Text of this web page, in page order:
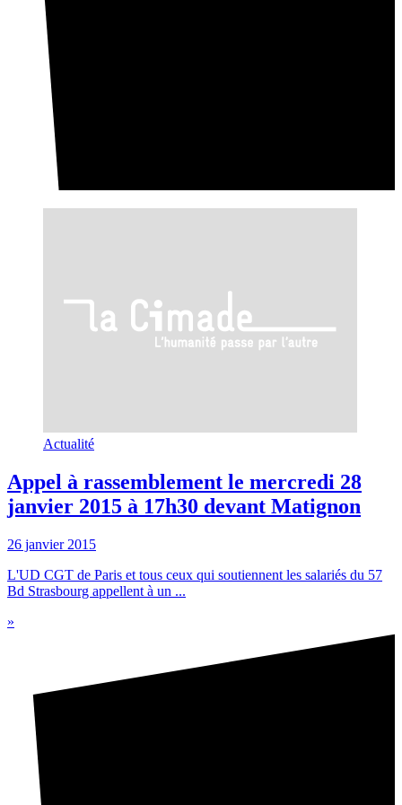
Actualité
Appel à rassemblement le mercredi 28
janvier 2015 à 17h30 devant Matignon
26 janvier 2015
L'UD CGT de Paris et tous ceux qui soutiennent les salariés du 57
Bd Strasbourg appellent à un ...
»